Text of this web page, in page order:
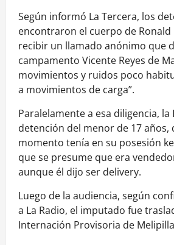
Según informó La Tercera, los
encontraron el cuerpo de Ronald
recibir un llamado anónimo que
campamento Vicente Reyes de
movimientos y ruidos poco
a movimientos de carga”.
Paralelamente a esa diligencia, la
detención del menor de 17 años,
momento tenía en su posesión
que se presume que era
aunque él dijo ser delivery.
Luego de la audiencia, según
a La Radio, el imputado fue
Internación Provisoria de